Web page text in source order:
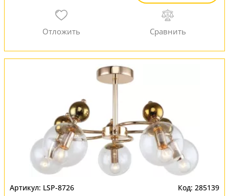
LSP-8726 285139